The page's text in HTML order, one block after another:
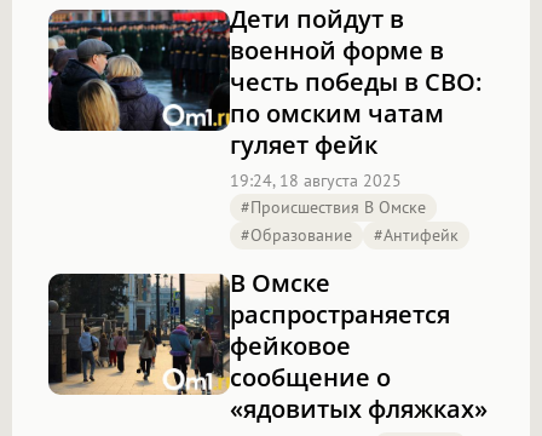
Дети пойдут в
военной форме в
честь победы в СВО:
по омским чатам
гуляет фейк
19:24, 18 августа 2025
#Происшествия В Омске
#образование
#антифейк
В Омске
распространяется
фейковое
сообщение о
«ядовитых фляжках»